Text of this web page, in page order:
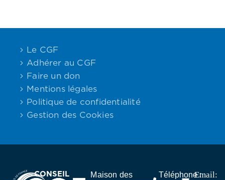
Le CGF
Adhérer au CGF
Faire un don
Mentions légales
Politique de confidentialité
Gestion des Cookies
CONSEIL
Maison des
Téléphone :Email: